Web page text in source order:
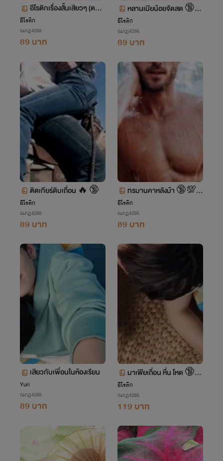
อีโรติกเรื่องสั้นเสียวๆ (ตอน
ลุงภารโรง) 🔞💦
อีโรติก
ณภฏ4289.
89 บาท
หลานเมียน้อยจัดสด 🔞
💦
อีโรติก
ณภฏ4289.
89 บาท
ติดเกียร์ดิบเถื่อน 🔥 🔞
อีโรติก
ณภฏ4289.
89 บาท
ทรมานคาหลังม้า 🔞💯
🔥
อีโรติก
ณภฏ4289.
89 บาท
เสียวกับเพื่อนในห้องเรียน
Yuri
ณภฏ4289.
89 บาท
มาเฟียเถื่อน หื่น โหด 🔞
🔥
อีโรติก
ณภฏ4289.
119 บาท